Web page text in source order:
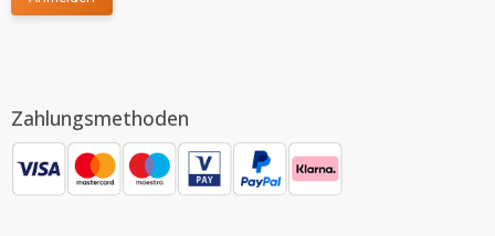
Zahlungsmethoden